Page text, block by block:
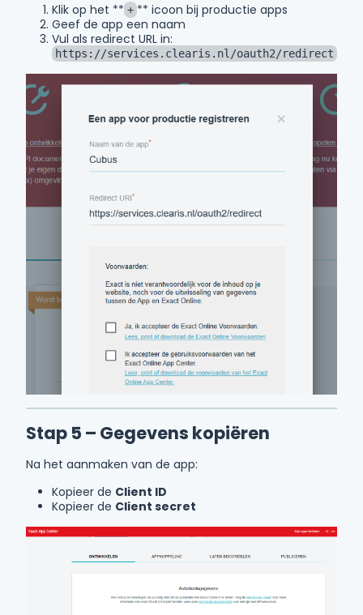
Klik op het ** + ** icoon bij productie apps
Geef de app een naam
Vul als redirect URL in:
https://services.clearis.nl/oauth2/redirect
Stap 5 – Gegevens kopiëren
Na het aanmaken van de app:
Kopieer de Client ID
Kopieer de Client secret